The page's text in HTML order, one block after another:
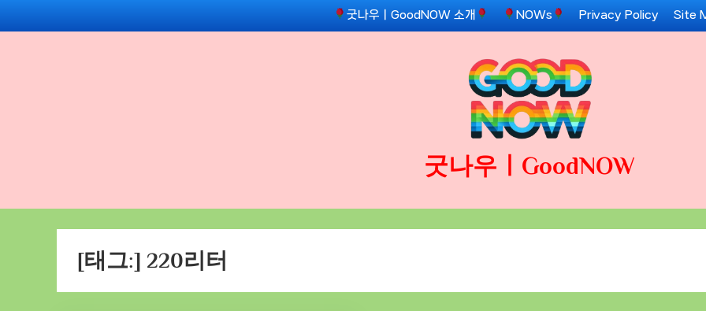
to
굿나우ㅣGoodNOW 소개 NOWs Privacy Policy Site
굿나우ㅣGoodNOW
[태그:] 220리터